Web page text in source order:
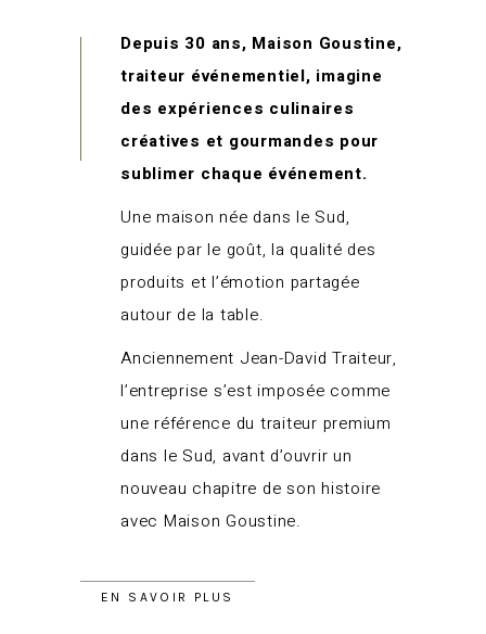
Depuis 30 ans, Maison Goustine,
traiteur événementiel, imagine
des expériences culinaires
créatives et gourmandes pour
sublimer chaque événement.
Une maison née dans le Sud,
guidée par le goût, la qualité des
produits et l’émotion partagée
autour de la table.
Anciennement Jean-David Traiteur,
l’entreprise s’est imposée comme
une référence du traiteur premium
dans le Sud, avant d’ouvrir un
nouveau chapitre de son histoire
avec Maison Goustine.
EN SAVOIR PLUS